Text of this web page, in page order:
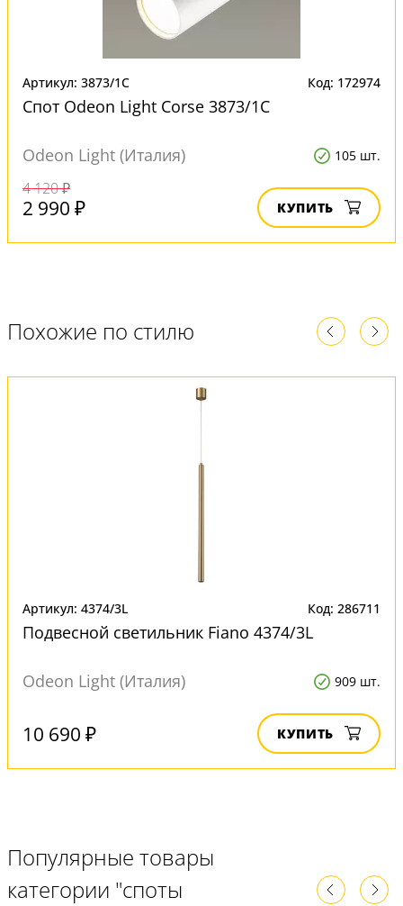
Артикул: 3873/1C Код: 172974
Спот Odeon Light Corse 3873/1C
Odeon Light (Италия) 105 шт.
4 120 ₽
2 990 ₽ КУПИТЬ
Похожие по стилю
Артикул: 4374/3L Код: 286711
Подвесной светильник Fiano 4374/3L
Odeon Light (Италия) 909 шт.
10 690 ₽ КУПИТЬ
Популярные товары
категории "споты